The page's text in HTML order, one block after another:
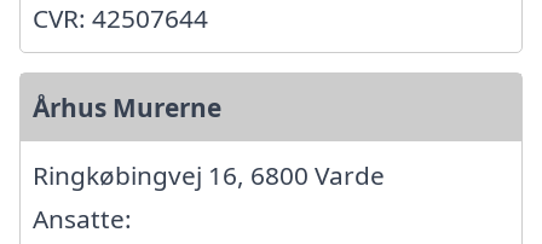
CVR: 42507644
Århus Murerne
Ringkøbingvej 16, 6800 Varde
Ansatte: